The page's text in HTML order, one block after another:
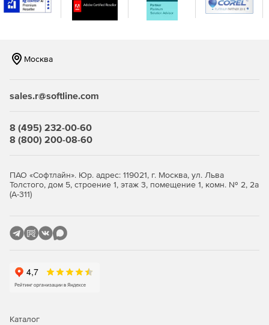
Москва
sales.r@softline.com
8 (495) 232-00-60
8 (800) 200-08-60
ПАО «Софтлайн». Юр. адрес: 119021, г. Москва, ул. Льва
Толстого, дом 5, строение 1, этаж 3, помещение 1, комн. № 2, 2а
(А-311)
Каталог